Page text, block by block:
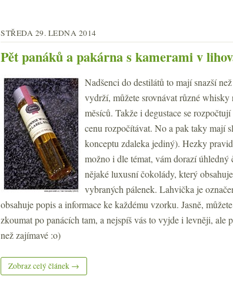
STŘEDA 29. LEDNA 2014
Pět panáků a pakárna s kamerami v
Nadšenci do destilátů to mají snazší
vydrží, můžete srovnávat různé
měsíců. Takže i degustace se
cenu rozpočítávat. No a pak taky mají
konceptu zdaleka jediný). Hezky
možno i dle témat, vám dorazí
nějaké luxusní čokolády, který
vybraných pálenek. Lahvička je
obsahuje popis a informace ke každému vzorku. Jasně,
zkoumat po panácích tam, a nejspíš vás to vyjde i levněji,
než zajímavé :o)
Zobraz celý článek →